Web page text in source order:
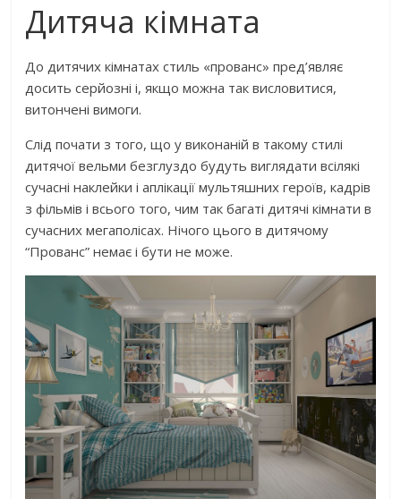
Дитяча кімната
До дитячих кімнатах стиль «прованс» пред’являє
досить серйозні і, якщо можна так висловитися,
витончені вимоги.
Слід почати з того, що у виконаній в такому стилі
дитячої вельми безглуздо будуть виглядати всілякі
сучасні наклейки і аплікації мультяшних героїв, кадрів
з фільмів і всього того, чим так багаті дитячі кімнати в
сучасних мегаполісах. Нічого цього в дитячому
“Прованс” немає і бути не може.